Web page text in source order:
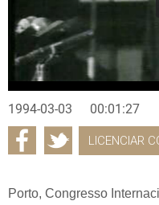
1994-03-03 00:01:27
LICENCIAR
Porto, Congresso